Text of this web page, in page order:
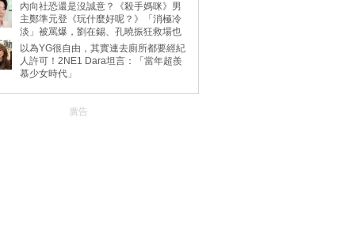
內向社恐還是沒誠意？《殺手媽咪》男
主鄭準元登《玩什麼好呢？》「消極冷
淡」被罵爆，劉在錫、孔曉振狂救場也
動
以為YG很自由，其實連去廁所都要經紀
人許可！2NE1 Dara坦言：「當年超羨
慕少女時代」
廣告